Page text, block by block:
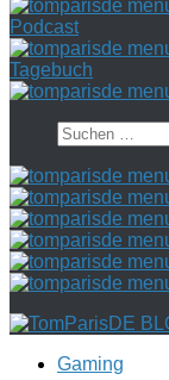
Podcast
Tagebuch
Suchen
nach:
Gaming